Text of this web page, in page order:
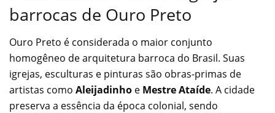
barrocas de Ouro Preto
Ouro Preto é considerada o maior conjunto
homogêneo de arquitetura barroca do Brasil. Suas
igrejas, esculturas e pinturas são obras-primas de
artistas como Aleijadinho e Mestre Ataíde. A cidade
preserva a essência da época colonial, sendo